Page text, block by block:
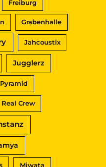
Freiburg
Grabenhalle
Jahcoustix
Jugglerz
Crew
Miwata